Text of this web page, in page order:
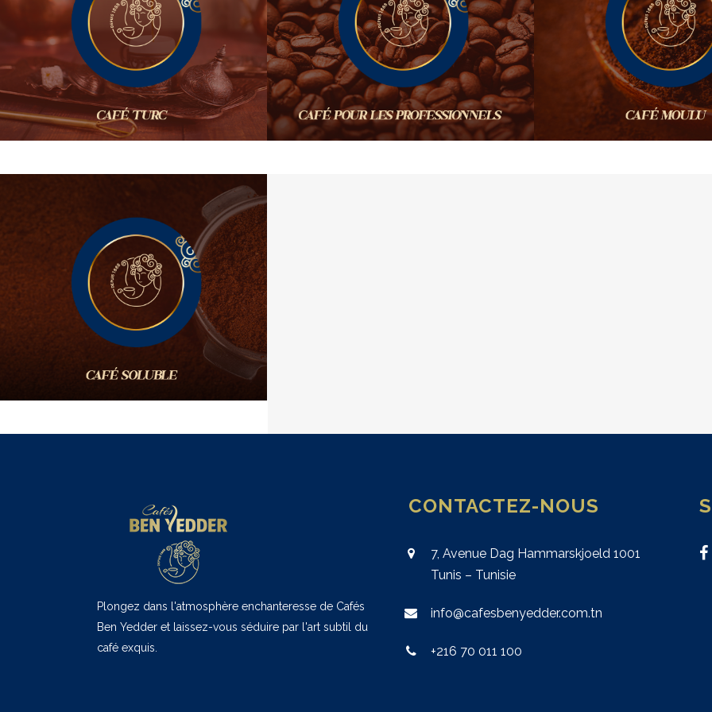
Plongez dans l'atmosphère enchanteresse de Cafés
Ben Yedder et laissez-vous séduire par l'art subtil du
café exquis.
CONTACTEZ-NOUS
7, Avenue Dag Hammarskjoeld 1001
Tunis – Tunisie
info@cafesbenyedder.com.tn
+216 70 011 100